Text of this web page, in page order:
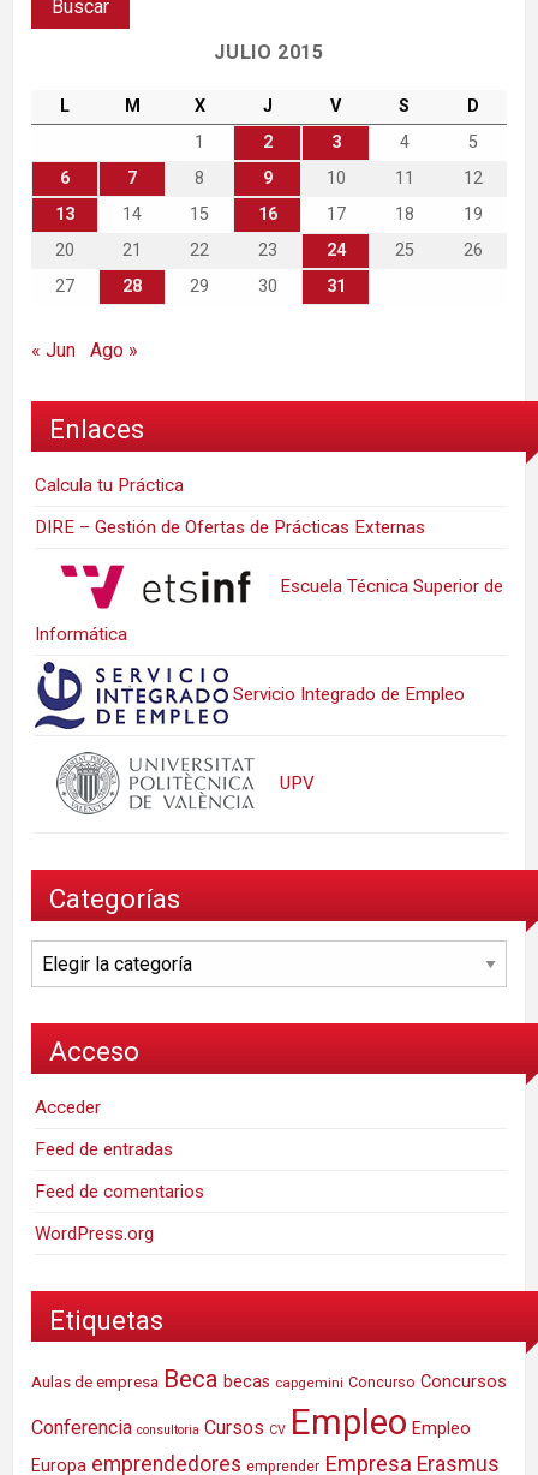
JULIO 2015
L M X J V S
D
1
2 3 4
5
6
7 8 9 10 11
12
13
14 15 16 17 18
19
20
21 22 23 24 25
26
27
28 29 30 31
« Jun Ago »
Enlaces
Calcula tu Práctica
DIRE – Gestión de Ofertas de Prácticas Externas
Escuela Técnica Superior de
Informática
Servicio Integrado de Empleo
UPV
Categorías
Categorías
Acceso
Acceder
Feed de entradas
Feed de comentarios
WordPress.org
Etiquetas
Aulas de empresa Beca becas capgemini Concurso Concursos
Conferencia consultoria Cursos CV Empleo Empleo
Europa emprendedores emprender Empresa Erasmus